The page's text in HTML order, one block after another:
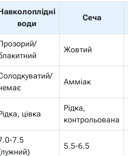
води
Сеча
Жовтий
Амміак
цівка
Рідка,
контрольована
7.5
5.5-6.5